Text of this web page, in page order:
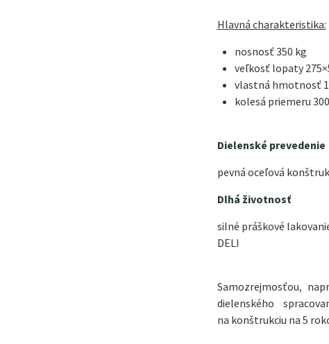
Hlavná charakteristika:
nosnosť 350 kg
veľkosť lopaty
vlastná hmotnosť
kolesá priemeru
Dielenské prevedenie
pevná oceľová
Dlhá životnosť
silné práškové
DELI
Samozrejmosťou,
dielenského
na konštrukciu na 5